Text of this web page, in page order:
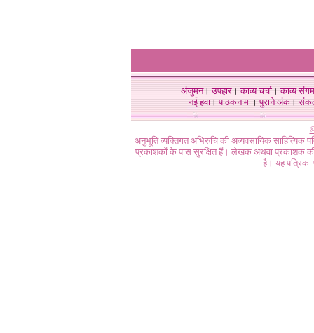
अंजुमन।उपहार।काव्य चर्चा।काव्य संगम
नई हवा। पाठकनामा। पुराने अंक।
अनुभूति व्यक्तिगत अभिरुचि की अव्यवसायिक
प्रकाशकों के पास सुरक्षित हैं। लेखक अथवा प्रकाशक की
है। यह पत्रिका